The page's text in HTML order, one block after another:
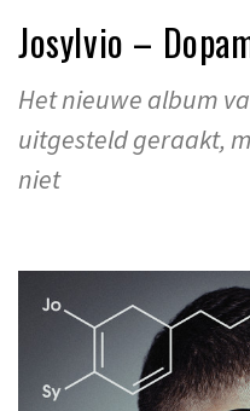
Josylvio –
Het nieuwe album
uitgesteld geraakt,
niet